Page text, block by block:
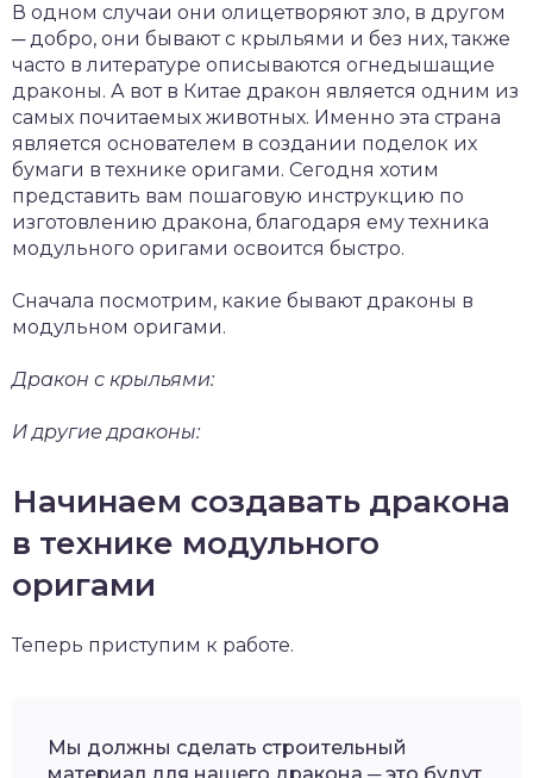
В одном случаи они олицетворяют зло, в другом
─ добро, они бывают с крыльями и без них, также
часто в литературе описываются огнедышащие
драконы. А вот в Китае дракон является одним из
самых почитаемых животных. Именно эта страна
является основателем в создании поделок их
бумаги в технике оригами. Сегодня хотим
представить вам пошаговую инструкцию по
изготовлению дракона, благодаря ему техника
модульного оригами освоится быстро.
Сначала посмотрим, какие бывают драконы в
модульном оригами.
Дракон с крыльями:
И другие драконы:
Начинаем создавать дракона
в технике модульного
оригами
Теперь приступим к работе.
Мы должны сделать строительный